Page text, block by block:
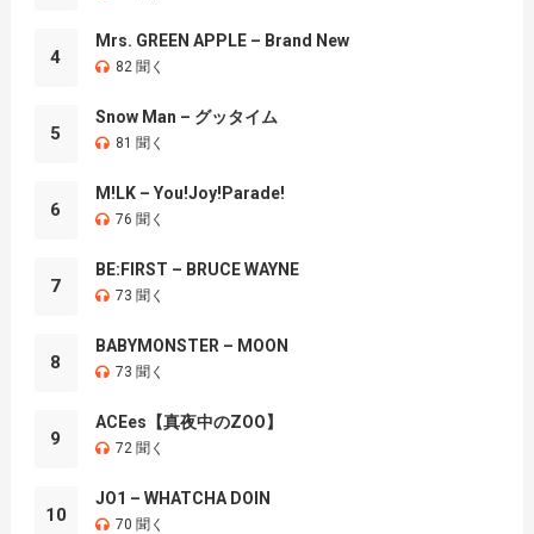
4
Mrs. GREEN APPLE – Brand New
82 聞く
5
Snow Man – グッタイム
81 聞く
6
M!LK – You!Joy!Parade!
76 聞く
7
BE:FIRST – BRUCE WAYNE
73 聞く
8
BABYMONSTER – MOON
73 聞く
9
ACEes【真夜中のZOO】
72 聞く
10
JO1 – WHATCHA DOIN
70 聞く